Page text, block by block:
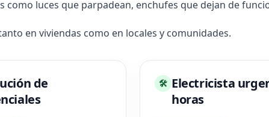
luces que parpadean, enchufes que dejan de
en viviendas como en locales y comunidades.
de
🛠 Electricista
horas